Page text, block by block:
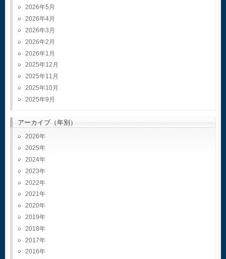
2026年5月
2026年4月
2026年3月
2026年2月
2026年1月
2025年12月
2025年11月
2025年10月
2025年9月
アーカイブ（年別）
2026
2025
2024
2023
2022
2021
2020
2019
2018
2017
2016